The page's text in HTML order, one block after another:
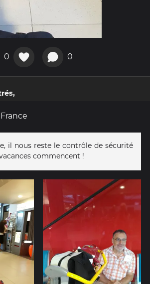
0 0
il nous reste le contrôle de sécurité
commencent !